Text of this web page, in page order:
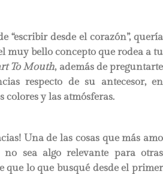
“escribir desde el corazón”, quería
muy bello concepto que rodea a tu
To Mouth, además de preguntarte
respecto de su antecesor, en
colores y las atmósferas.
Una de las cosas que más amo
no sea algo relevante para otras
que lo que busqué desde el primer